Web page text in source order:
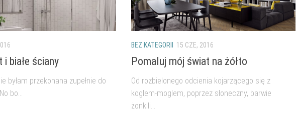
białe ściany
byłam przekonana zupełnie do
bo...
BEZ KATEGORII 15 CZE, 2016
Pomaluj mój świat na żółto
Od rozbielonego odcienia kojarzącego się z
koglem-moglem, poprzez słoneczny, barwie
żonkili...